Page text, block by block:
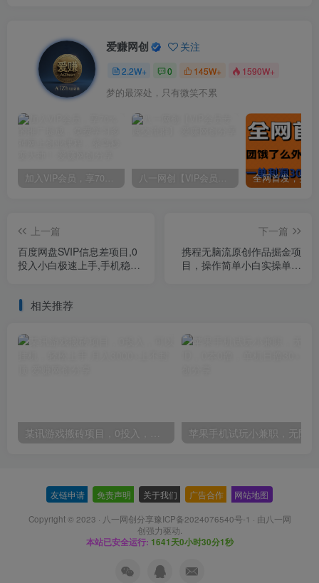
爱赚网创 关注
2.2W+ 0 145W+ 1590W+
梦的最深处，只有微笑不累
加入VIP会员，享70%的推广提成，免费学习多种网上创业课程，菜鸟秒变大神！ 八一网创【VIP会员专属交流群】
上一篇
百度网盘SVIP信息差项目,0
投入小白极速上手,手机稳定
下一篇
携程无脑流原创作品掘金项
目，操作简单小白实操单号
相关推荐
某讯游戏搬砖项目，0投入，可以挂机，轻松上手,月入3000+上不封顶
友链申请 免责声明 关于我们 广告合作 网站地图
Copyright © 2023 · 八一网创分享豫ICP备2024076540号-1 · 由八一网
创强力驱动.
本站已安全运行: 1641天0小时30分1秒